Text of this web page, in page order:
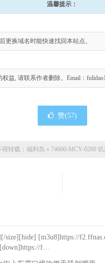
温馨提示：
换域名时能快速找回本站点。
, 请联系作者删除。Email：
赞(57)
转载： 福利岛 » 74660-MCY-0260
[m3u8]https://
f…